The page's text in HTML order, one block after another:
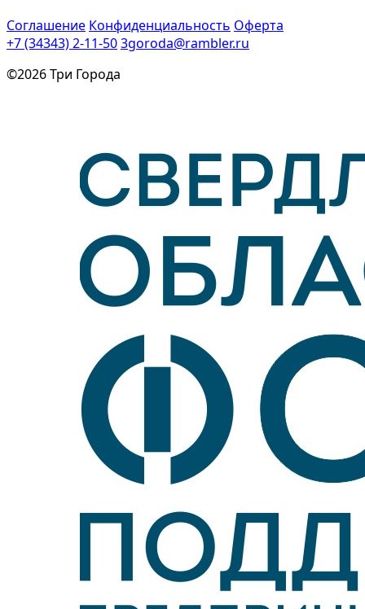
Соглашение Конфиденциальность Оферта
+7 (34343) 2-11-503goroda@rambler.ru
©2026 Три Города